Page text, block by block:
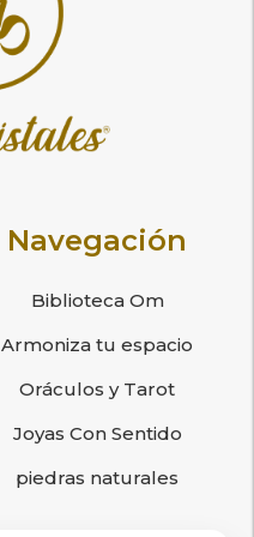
Navegación
Biblioteca Om
Armoniza tu espacio
Oráculos y Tarot
Joyas Con Sentido
piedras naturales